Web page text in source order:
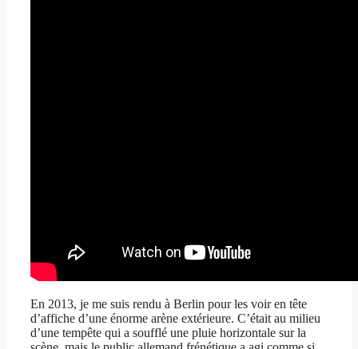
En 2013, je me suis rendu à Berlin pour les voir en tête
d’affiche d’une énorme arène extérieure. C’était au milieu
d’une tempête qui a soufflé une pluie horizontale sur la